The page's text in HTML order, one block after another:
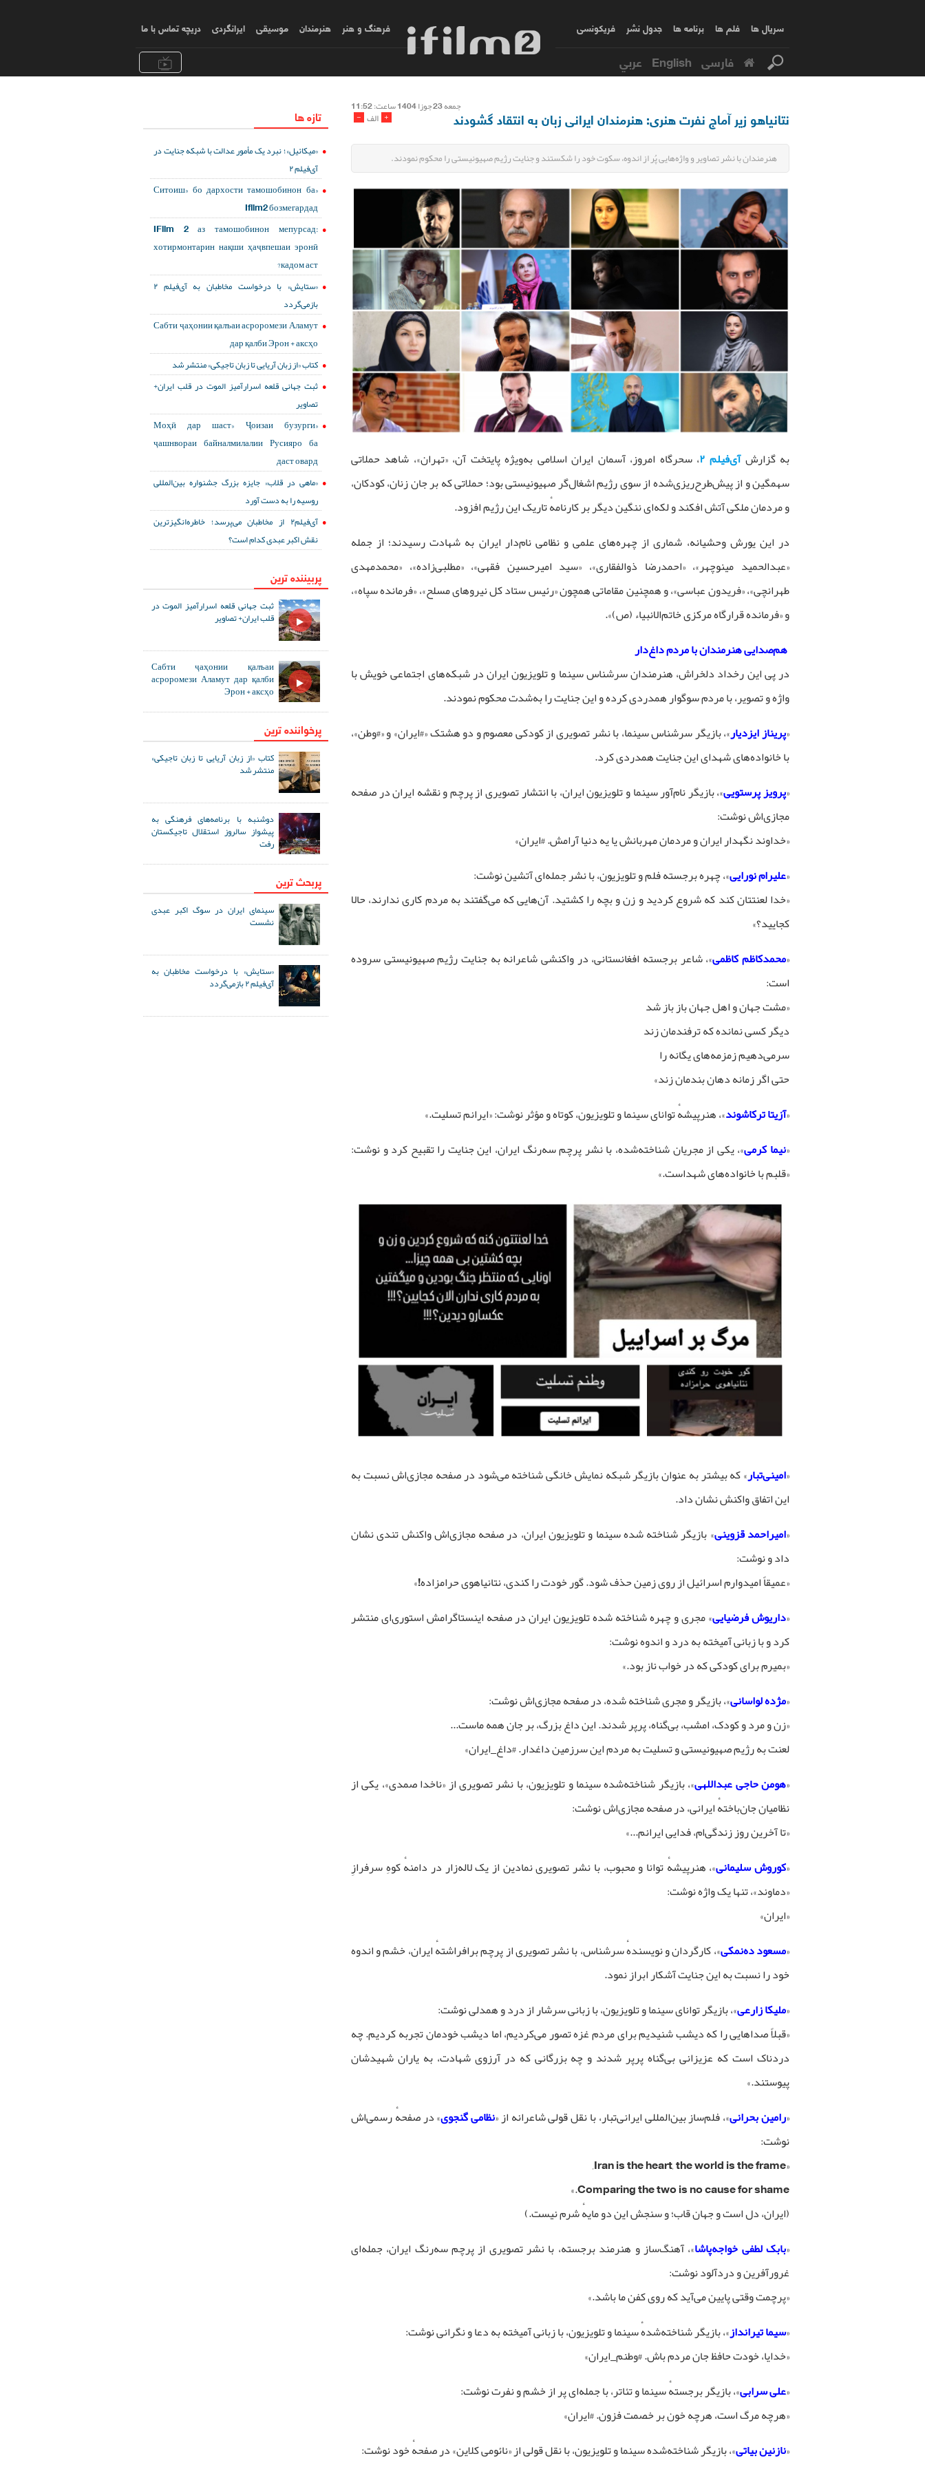
سریال ها فلم ها برنامه ها جدول نشر فریکونسی فرهنگ و هنر هنرمندان موسیقی ایرانگردی دریچه تماس با ما
فارسی English عربي
جمعه 23 جوزا 1404 ساعت: 11:52
- الف + نتانیاهو زیر آماج نفرت هنری: هنرمندان ایرانی زبان به انتقاد گشودند
هنرمندان با نشر تصاویر و واژه‌هایی پُر از اندوه، سکوت خود را شکستند و جنایت رژیم صهیونیستی را محکوم نمودند.
به گزارشآی‌فیلم ۲ ، سحرگاه امروز، آسمان ایران اسلامی به‌ویژه پایتخت آن، «تهران»، شاهد حملاتی
سهمگین و از پیش‌طرح‌ریزی‌شده از سوی رژیم اشغال‌گر صهیونیستی بود؛ حملاتی که بر جان زنان، کودکان،
و مردمان ملکی آتش افکند و لکه‌ای ننگین دیگر بر کارنامهٔ تاریک این رژیم افزود.
در این یورش وحشیانه، شماری از چهره‌های علمی و نظامی نام‌دار ایران به شهادت رسیدند؛ از جمله
«عبدالحمید مینوچهر»، «احمدرضا ذوالفقاری»، «سید امیرحسین فقهی»، «مطلبی‌زاده»، «محمدمهدی
طهرانچی»، «فریدون عباسی»، و همچنین مقاماتی همچون «رئیس ستاد کل نیروهای مسلح»، «فرمانده سپاه»،
و «فرمانده قرارگاه مرکزی خاتم‌الانبیاء (ص)».
هم‌صدایی هنرمندان با مردم داغ‌دار
در پی این رخداد دلخراش، هنرمندان سرشناس سینما و تلویزیون ایران در شبکه‌های اجتماعی خویش با
واژه و تصویر، با مردم سوگوار همدردی کرده و این جنایت را به‌شدت محکوم نمودند.
«پریناز ایزدیار»، بازیگر سرشناس سینما، با نشر تصویری از کودکی معصوم و دو هشتک «#ایران» و «#وطن»،
با خانواده‌های شهدای این جنایت همدردی کرد.
«پرویز پرستویی»، بازیگر نام‌آور سینما و تلویزیون ایران، با انتشار تصویری از پرچم و نقشه ایران در صفحه
مجازی‌اش نوشت:
«خداوند نگهدار ایران و مردمان مهربانش یا یه دنیا آرامش. #ایران»
«علیرام نورایی»، چهره برجسته فلم و تلویزیون، با نشر جمله‌ای آتشین نوشت:
«خدا لعنتتان کند که شروع کردید و زن و بچه را کشتید. آن‌هایی که می‌گفتند به مردم کاری ندارند، حالا
کجایید؟»
«محمدکاظم کاظمی»، شاعر برجسته افغانستانی، در واکنشی شاعرانه به جنایت رژیم صهیونیستی سروده
است:
«مشت جهان و اهل جهان باز باز شد
دیگر کسی نمانده که ترفندمان زند
سرمی‌دهیم زمزمه‌های یگانه را
حتی اگر زمانه دهان بندمان زند»
«آزیتا ترکاشوند»، هنرپیشهٔ توانای سینما و تلویزیون، کوتاه و مؤثر نوشت: «ایرانم تسلیت.»
«نیما کرمی»، یکی از مجریان شناخته‌شده، با نشر پرچم سه‌رنگ ایران، این جنایت را تقبیح کرد و نوشت:
«قلبم با خانواده‌های شهداست.»
«امینی‌تبار» که بیشتر به عنوان بازیگر شبکه نمایش خانگی شناخته می‌شود در صفحه مجازی‌اش نسبت به
این اتفاق واکنش نشان داد.
«امیراحمد قزوینی» بازیگر شناخته شده سینما و تلویزیون ایران، در صفحه مجازی‌اش واکنش تندی نشان
داد و نوشت:
«عمیقاً امیدوارم اسرائیل از روی زمین حذف شود. گور خودت را کندی، نتانیاهوی حرامزاده!»
«داریوش فرضیایی» مجری و چهره شناخته شده تلویزیون ایران در صفحه اینستاگرامش استوری‌ای منتشر
کرد و با زبانی آمیخته به درد و اندوه نوشت:
«بمیرم برای کودکی که در خواب ناز بود.»
«مژده لواسانی»، بازیگر و مجری شناخته شده، در صفحه مجازی‌اش نوشت:
«زن و مرد و کودک، امشب، بی‌گناه، پرپر شدند. این داغ بزرگ، بر جان همه ماست...
لعنت به رژیم صهیونیستی و تسلیت به مردم این سرزمین داغدار. #داغ_ایران»
«هومن حاجی عبداللهی»، بازیگر شناخته‌شده سینما و تلویزیون، با نشر تصویری از «ناخدا صمدی»، یکی از
نظامیان جان‌باختهٔ ایرانی، در صفحه مجازی‌اش نوشت:
«تا آخرین روز زندگی‌ام، فدایی ایرانم...»
«کوروش سلیمانی»، هنرپیشهٔ توانا و محبوب، با نشر تصویری نمادین از یک لاله‌زار در دامنهٔ کوهِ سرفرازِ
«دماوند»، تنها یک واژه نوشت:
«ایران»
«مسعود ده‌نمکی»، کارگردان و نویسندهٔ سرشناس، با نشر تصویری از پرچم برافراشتهٔ ایران، خشم و اندوه
خود را نسبت به این جنایت آشکار ابراز نمود.
«ملیکا زارعی»، بازیگر توانای سینما و تلویزیون، با زبانی سرشار از درد و همدلی نوشت:
«قبلاً صداهایی را که دیشب شنیدیم برای مردم غزه تصور می‌کردیم، اما دیشب خودمان تجربه کردیم. چه
دردناک است که عزیزانی بی‌گناه پرپر شدند و چه بزرگانی که در آرزوی شهادت، به یاران شهیدشان
پیوستند.»
«رامین بحرانی»، فلم‌ساز بین‌المللی ایرانی‌تبار، با نقل قولی شاعرانه از «نظامی گنجوی» در صفحهٔ رسمی‌اش
نوشت:
«Iran is the heart, the world is the frame,
Comparing the two is no cause for shame.»
(ایران، دل است و جهان قاب؛ و سنجش این دو مایهٔ شرم نیست.)
«بابک لطفی خواجه‌پاشا»، آهنگ‌ساز و هنرمند برجسته، با نشر تصویری از پرچم سه‌رنگ ایران، جمله‌ای
غرورآفرین و دردآلود نوشت:
«پرچمت وقتی پایین می‌آید که روی کفن ما باشد.»
«سیما تیرانداز»، بازیگر شناخته‌شدهٔ سینما و تلویزیون، با زبانی آمیخته به دعا و نگرانی نوشت:
«خدایا، خودت حافظ جان مردم باش. #وطنم_ایران»
«علی سرابی»، بازیگر برجستهٔ سینما و تئاتر، با جمله‌ای پر از خشم و نفرت نوشت:
«هرچه مرگ است، هرچه خون بر خصمت فزون. #ایران»
«نازنین بیاتی»، بازیگر شناخته‌شده سینما و تلویزیون، با نقل قولی از «نائومی کلاین» در صفحهٔ خود نوشت:
تازه ها
«میکائیل»؛ نبرد یک مأمور عدالت با شبکه جنایت در
آی‌فیلم ۲
«Ситоиш» бо дархости тамошобинон ба
Ifilm2 бозмегардад
IFilm 2 аз тамошобинон мепурсад:
хотирмонтарин нақши ҳаҷвпешаи эронӣ
кадом аст?
«ستایش» با درخواست مخاطبان به آی‌فیلم ۲
بازمی‌گردد
Сабти ҷаҳонии қалъаи асроромези Аламут
дар қалби Эрон + аксҳо
کتاب «از زبان آریایی تا زبان تاجیکی» منتشر شد
ثبت جهانی قلعه اسرارآمیز الموت در قلب ایران+
تصاویر
«Моҳӣ дар шаст» Ҷоизаи бузурги
ҷашнвораи байналмилалии Русияро ба
даст овард
«ماهی در قلاب» جایزه بزرگ جشنواره بین‌المللی
روسیه را به دست آورد
آی‌فیلم۲ از مخاطبان می‌پرسد؛ خاطره‌انگیزترین
نقش اکبر عبدی کدام است؟
پربیننده ترین
ثبت جهانی قلعه اسرارآمیز الموت در
قلب ایران+ تصاویر
Сабти ҷаҳонии қалъаи
асроромези Аламут дар қалби
Эрон + аксҳо
پرخواننده ترین
کتاب «از زبان آریایی تا زبان تاجیکی»
منتشر شد
دوشنبه با برنامه‌های فرهنگی به
پیشواز سالروز استقلال تاجیکستان
رفت
پربحث ترین
سینمای ایران در سوگ اکبر عبدی
نشست
«ستایش» با درخواست مخاطبان به
آی‌فیلم ۲ بازمی‌گردد